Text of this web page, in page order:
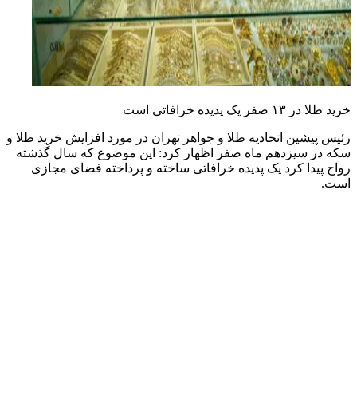
خرید طلا در ۱۳ صفر یک پدیده خرافاتی است
رئیس پیشین اتحادیه طلا و جواهر تهران در مورد افزایش خرید طلا و
سکه در سیزدهم ماه صفر اظهار کرد: این موضوع که سال گذشته
رواج پیدا کرد یک پدیده خرافاتی ساخته و پرداخته فضای مجازی
است.